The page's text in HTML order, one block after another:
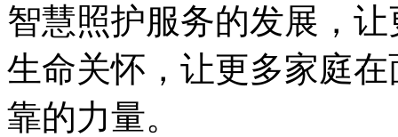
智慧照护服务的发展，
生命关怀，让更多家庭
靠的力量。